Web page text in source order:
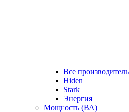
Все производитель
Hiden
Stark
Энергия
Мощность (ВА)